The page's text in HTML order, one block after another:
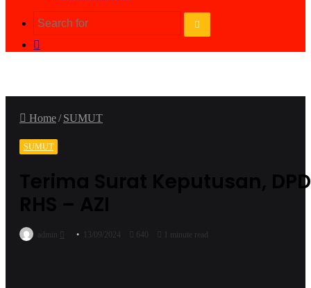
Search
for
Article
Home/ SUMUT
SUMUT
Terima Surat Keputusan,
RHS – AZI
admin
Send
13/09/2024 640 1 minute read